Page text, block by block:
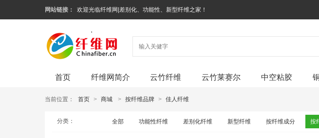
网站链接： 欢迎光临纤维网|差别化、功能性、新型纤维之家！
首页 纤维网简介 云竹纤维 云竹莱赛尔 中空粘胶
当前位置： 首页 > 商城 > 按纤维品牌 > 佳人纤维
分类： 全部 功能性纤维 差别化纤维 新型纤维 按纤维成分 按